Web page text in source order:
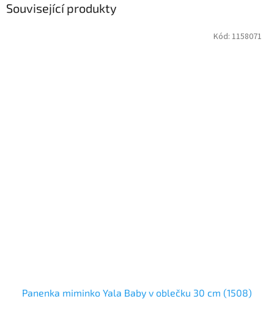
Související produkty
Panenka miminko Yala Baby v oblečku 30 cm (1508)
Kód: 1158071